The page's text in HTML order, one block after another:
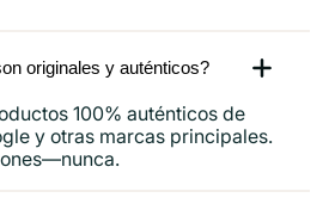
originales y auténticos?
100% auténticos de
y otras marcas principales.